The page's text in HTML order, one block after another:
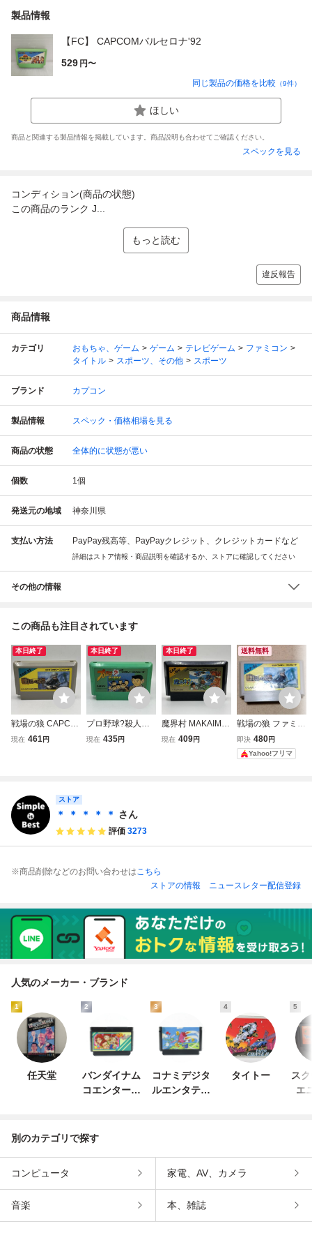
製品情報
【FC】 CAPCOMバルセロナ'92
529 円〜
同じ製品の価格を比較 （9件）
ほしい
商品と関連する製品情報を掲載しています。商品説明も合わせてご確認ください。
スペックを見る
コンディション(商品の状態)
この商品のランク J...
もっと読む
違反報告
商品情報
カテゴリ おもちゃ、ゲーム ゲーム テレビゲーム
ファミコン
タイトル
スポーツ、その他 スポーツ
ブランド カプコン
製品情報 スペック・価格相場を見る
商品の状態 全体的に状態が悪い
個数 1個
発送元の地域 神奈川県
支払い方法 PayPay残高等、PayPayクレジット、クレジットカードなど
詳細はストア情報・商品説明を確認するか、ストアに確認してください
その他の情報
この商品も注目されています
本日終了
戦場の狼 CAPCO
M 1986 カプコン
コン FC ソフト カ
セット カートリッ
ジ
現在 461円
本日終了
プロ野球?殺人事
件! 1988 c CAPC
カートリッジ
現在 435円
本日終了
魔界村 MAKAIMU
RA CAPCOM カプ
現在 409円
送料無料
戦場の狼 ファミコ
ンソフト カプコン
CAPCOM 任天堂
ファミリーコンピ
即決 480円
Yahoo!フリマ
ストア
＊ ＊ ＊ ＊ ＊ さん
評価 3273
※商品削除などのお問い合わせはこちら
ストアの情報
ニュースレター配信登録
人気のメーカー・ブランド
1
任天堂
2
バンダイナム
コエンターテ
3
コナミデジタ
ルエンタテイ
4
タイトー
5
ス
エ
別のカテゴリで探す
コンピュータ 家電、AV、カメラ
音楽 本、雑誌